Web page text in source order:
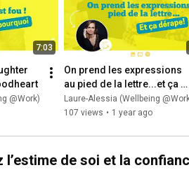
C’est par ici que ça se passe ! 🌟
7:03
@Work)
On prend les expressions
au pied de la lettre...et ça
dérape!
Laure-Alessia (Wellbeing
107 views • 1 year ago
de soi et la